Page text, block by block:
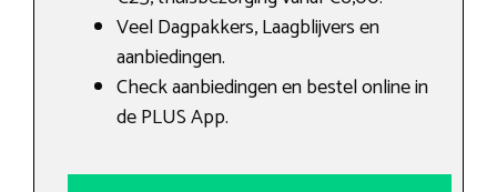
Veel Dagpakkers, Laagblijvers en
aanbiedingen.
Check aanbiedingen en bestel online in
de PLUS App.